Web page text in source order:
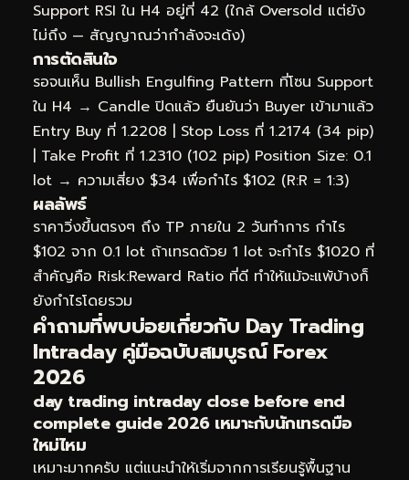
Support RSI ใน H4 อยู่ที่ 42 (ใกล้ Oversold แต่ยัง
ไม่ถึง — สัญญาณว่ากำลังจะเด้ง)
การตัดสินใจ
รอจนเห็น Bullish Engulfing Pattern ที่โซน Support
ใน H4 → Candle ปิดแล้ว ยืนยันว่า Buyer เข้ามาแล้ว
Entry Buy ที่ 1.2208 | Stop Loss ที่ 1.2174 (34 pip)
| Take Profit ที่ 1.2310 (102 pip) Position Size: 0.1
lot → ความเสี่ยง $34 เพื่อกำไร $102 (R:R = 1:3)
ผลลัพธ์
ราคาวิ่งขึ้นตรงๆ ถึง TP ภายใน 2 วันทำการ กำไร
$102 จาก 0.1 lot ถ้าเทรดด้วย 1 lot จะกำไร $1020 ที่
สำคัญคือ Risk:Reward Ratio ที่ดี ทำให้แม้จะแพ้บ้างก็
ยังกำไรโดยรวม
คำถามที่พบบ่อยเกี่ยวกับ Day Trading
Intraday คู่มือฉบับสมบูรณ์ Forex
2026
day trading intraday close before end
complete guide 2026 เหมาะกับนักเทรดมือ
ใหม่ไหม
เหมาะมากครับ แต่แนะนำให้เริ่มจากการเรียนรู้พื้นฐาน